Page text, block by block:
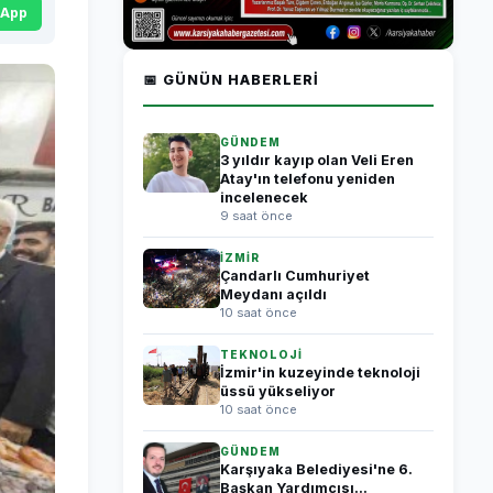
📅 GÜNÜN HABERLERI
GÜNDEM
3 yıldır kayıp olan Veli Eren
Atay'ın telefonu yeniden
incelenecek
9 saat önce
İZMİR
Çandarlı Cumhuriyet
Meydanı açıldı
10 saat önce
TEKNOLOJİ
İzmir'in kuzeyinde teknoloji
üssü yükseliyor
10 saat önce
GÜNDEM
Karşıyaka Belediyesi'ne 6.
Başkan Yardımcısı...